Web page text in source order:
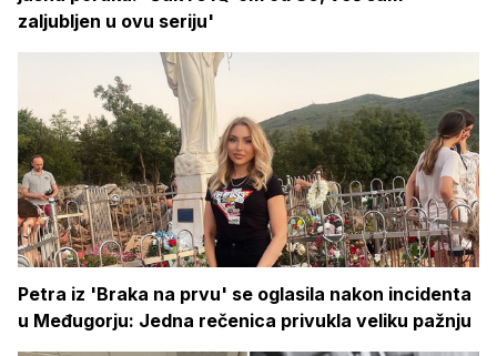
zaljubljen u ovu seriju'
Petra iz 'Braka na prvu' se oglasila nakon incidenta
u Međugorju: Jedna rečenica privukla veliku pažnju